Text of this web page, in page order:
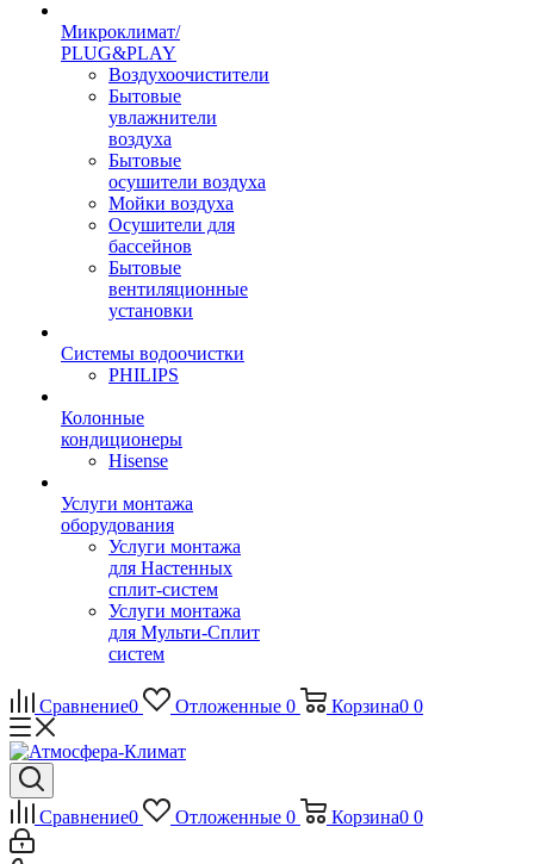
Микроклимат/
PLUG&PLAY
Воздухоочистители
Бытовые
увлажнители
воздуха
Бытовые
осушители воздуха
Мойки воздуха
Осушители для
бассейнов
Бытовые
вентиляционные
установки
Системы водоочистки
PHILIPS
Колонные
кондиционеры
Hisense
Услуги монтажа
оборудования
Услуги монтажа
для Настенных
сплит-систем
Услуги монтажа
для Мульти-Сплит
систем
Сравнение0 Отложенные 0 Корзина0 0
Сравнение0 Отложенные 0 Корзина0 0